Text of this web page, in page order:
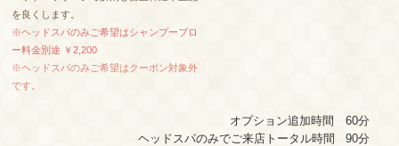
を良くします。
※ヘッドスパのみご希望はシャンプーブロ
ー料金別途 ￥2,200
※ヘッドスパのみご希望はクーポン対象外
です。
オプション追加時間 60分
ヘッドスパのみでご来店トータル時間 90分